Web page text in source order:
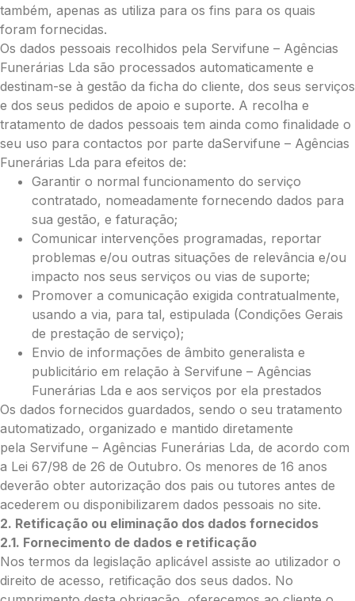
Pequena (€85)
Média (€100)
Grande (€115)
Coroa:
Mini (€75)
Pequena (€85)
Média (€100)
Grande (€115)
O seu nome *
Contacto telefónico*
O seu email*
Mensagem a constar no cartão
Pedidos/Informações adicionais
Total:
0.00
€
Enviar Flores (Paypal)
também, apenas as utiliza para os fins para os quais
foram fornecidas.
Os dados pessoais recolhidos pela Servifune – Agências
Funerárias Lda são processados automaticamente e
destinam-se à gestão da ficha do cliente, dos seus serviços
e dos seus pedidos de apoio e suporte. A recolha e
tratamento de dados pessoais tem ainda como finalidade o
seu uso para contactos por parte daServifune – Agências
Funerárias Lda para efeitos de:
Garantir o normal funcionamento do serviço
contratado, nomeadamente fornecendo dados para
sua gestão, e faturação;
Comunicar intervenções programadas, reportar
problemas e/ou outras situações de relevância e/ou
impacto nos seus serviços ou vias de suporte;
Promover a comunicação exigida contratualmente,
usando a via, para tal, estipulada (Condições Gerais
de prestação de serviço);
Envio de informações de âmbito generalista e
publicitário em relação à Servifune – Agências
Funerárias Lda e aos serviços por ela prestados
Os dados fornecidos guardados, sendo o seu tratamento
automatizado, organizado e mantido diretamente
pela Servifune – Agências Funerárias Lda, de acordo com
a Lei 67/98 de 26 de Outubro. Os menores de 16 anos
deverão obter autorização dos pais ou tutores antes de
acederem ou disponibilizarem dados pessoais no site.
2. Retificação ou eliminação dos dados fornecidos
2.1. Fornecimento de dados e retificação
Nos termos da legislação aplicável assiste ao utilizador o
direito de acesso, retificação dos seus dados. No